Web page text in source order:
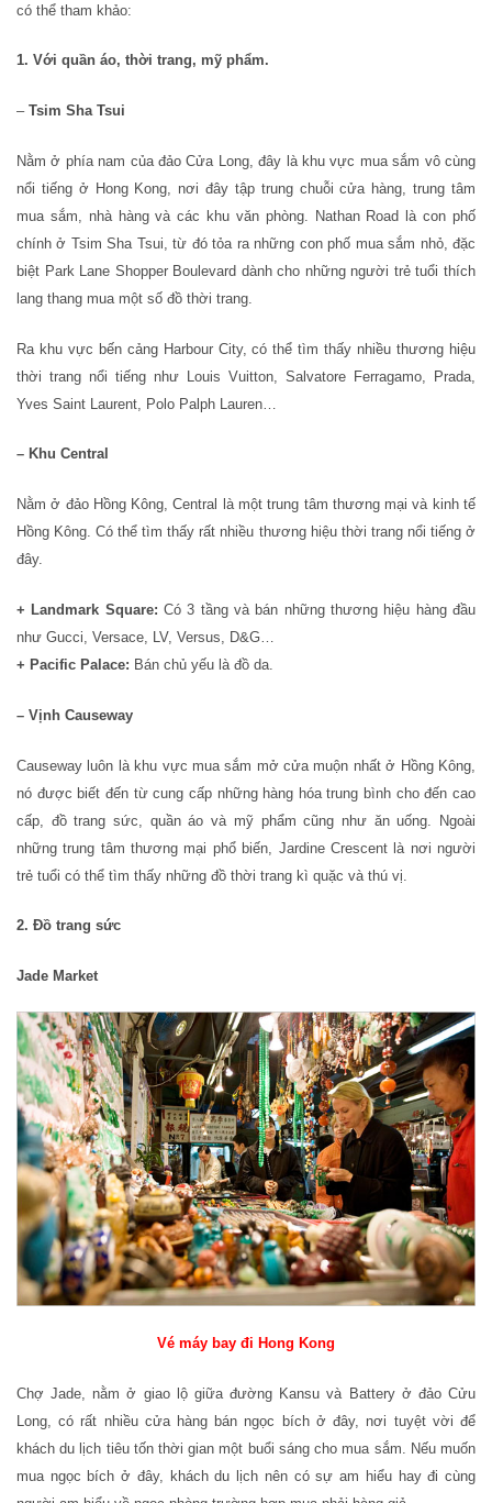
có thể tham khảo:
1. Với quần áo, thời trang, mỹ phẩm.
–Tsim Sha Tsui
Nằm ở phía nam của đảo Cửa Long, đây là khu vực mua sắm vô cùng
nổi tiếng ở Hong Kong, nơi đây tập trung chuỗi cửa hàng, trung tâm
mua sắm, nhà hàng và các khu văn phòng. Nathan Road là con phố
chính ở Tsim Sha Tsui, từ đó tỏa ra những con phố mua sắm nhỏ, đặc
biệt Park Lane Shopper Boulevard dành cho những người trẻ tuổi thích
lang thang mua một số đồ thời trang.
Ra khu vực bến cảng Harbour City, có thể tìm thấy nhiều thương hiệu
thời trang nổi tiếng như Louis Vuitton, Salvatore Ferragamo, Prada,
Yves Saint Laurent, Polo Palph Lauren…
– Khu Central
Nằm ở đảo Hồng Kông, Central là một trung tâm thương mại và kinh tế
Hồng Kông. Có thể tìm thấy rất nhiều thương hiệu thời trang nổi tiếng ở
đây.
+ Landmark Square: Có 3 tầng và bán những thương hiệu hàng đầu
như Gucci, Versace, LV, Versus, D&G…
+ Pacific Palace: Bán chủ yếu là đồ da.
– Vịnh Causeway
Causeway luôn là khu vực mua sắm mở cửa muộn nhất ở Hồng Kông,
nó được biết đến từ cung cấp những hàng hóa trung bình cho đến cao
cấp, đồ trang sức, quần áo và mỹ phẩm cũng như ăn uống. Ngoài
những trung tâm thương mại phổ biến, Jardine Crescent là nơi người
trẻ tuổi có thể tìm thấy những đồ thời trang kì quặc và thú vị.
2. Đồ trang sức
Jade Market
Vé máy bay đi Hong Kong
Chợ Jade, nằm ở giao lộ giữa đường Kansu và Battery ở đảo Cửu
Long, có rất nhiều cửa hàng bán ngọc bích ở đây, nơi tuyệt vời để
khách du lịch tiêu tốn thời gian một buổi sáng cho mua sắm. Nếu muốn
mua ngọc bích ở đây, khách du lịch nên có sự am hiểu hay đi cùng